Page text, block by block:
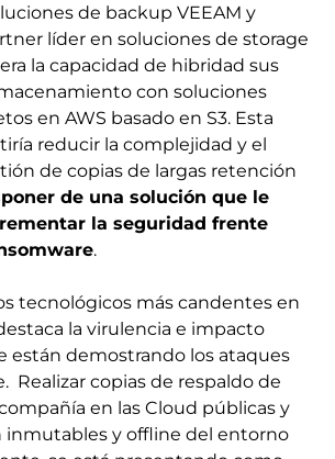
de backup VEEAM y
líder en soluciones de storage
la capacidad de hibridad sus
con soluciones
en AWS basado en S3. Esta
reducir la complejidad y el
de copias de largas retención
de una solución que le
la seguridad frente
.
tecnológicos más candentes en
la virulencia e impacto
están demostrando los ataques
Realizar copias de respaldo de
en las Cloud públicas y
inmutables y offline del entorno